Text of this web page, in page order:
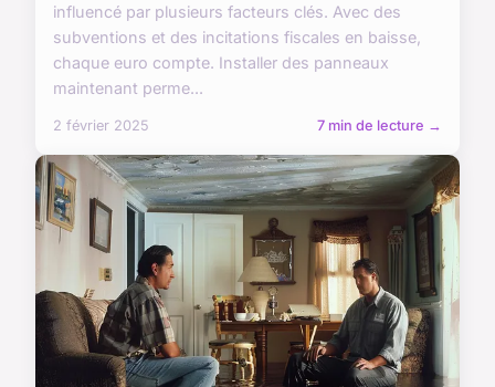
influencé par plusieurs facteurs clés. Avec des
subventions et des incitations fiscales en baisse,
chaque euro compte. Installer des panneaux
maintenant perme...
2 février 2025 7 min de lecture →